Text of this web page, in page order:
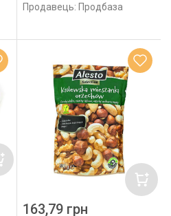
Продавець: Продбаза
163,79 грн